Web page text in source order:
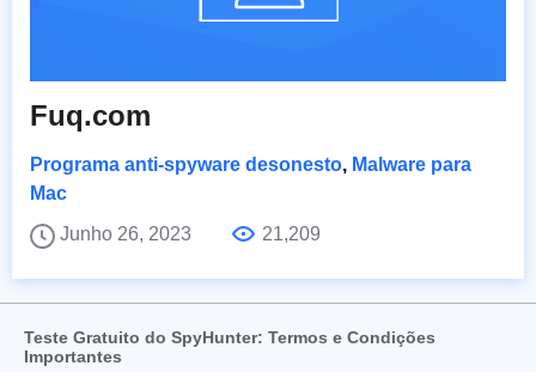
Fuq.com
Programa anti-spyware desonesto, Malware para
Mac
Junho 26, 2023
21,209
Teste Gratuito do SpyHunter: Termos e Condições
Importantes